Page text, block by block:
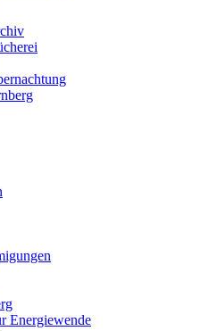
Energiewende